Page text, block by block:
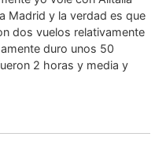
Madrid y la verdad es que
dos vuelos relativamente
duro unos 50
2 horas y media y